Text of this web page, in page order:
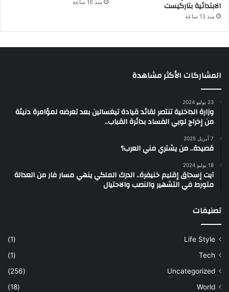
الابتدائية بتارگيست
منذ 13 ساعة
منذ 16 ساعة
المشاركات الأكثر مشاهدة
23 يوليو 2024
وزارة الداخلية تنتصر لقائد قيادة تيغسالين بعد تعرضه لمؤامرة دنيئة
من إخراج لوبي الفساد بدائرة القباب..
7 أبريل 2025
قصيدة.. من يشتري مني العرب؟
18 يوليو 2024
آيت إسحاق إقليم خنيفرة.. الدرك الملكي ينهي مسار فار من العدالة
متورط في التشهير والنصب والاحتيال
تصنيفات
Life Style
(1)
Tech
(1)
Uncategorized
(256)
World
(18)